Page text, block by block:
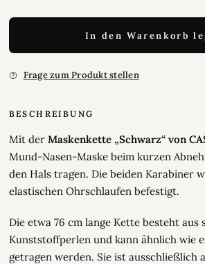
In den Warenkorb
Frage zum Produkt stellen
BESCHREIBUNG
Mit der Maskenkette „Schwarz“ von
Mund-Nasen-Maske beim kurzen
den Hals tragen. Die beiden Karabiner
elastischen Ohrschlaufen befestigt.
Die etwa 76 cm lange Kette besteht aus
Kunststoffperlen und kann ähnlich wie
getragen werden. Sie ist ausschließlich